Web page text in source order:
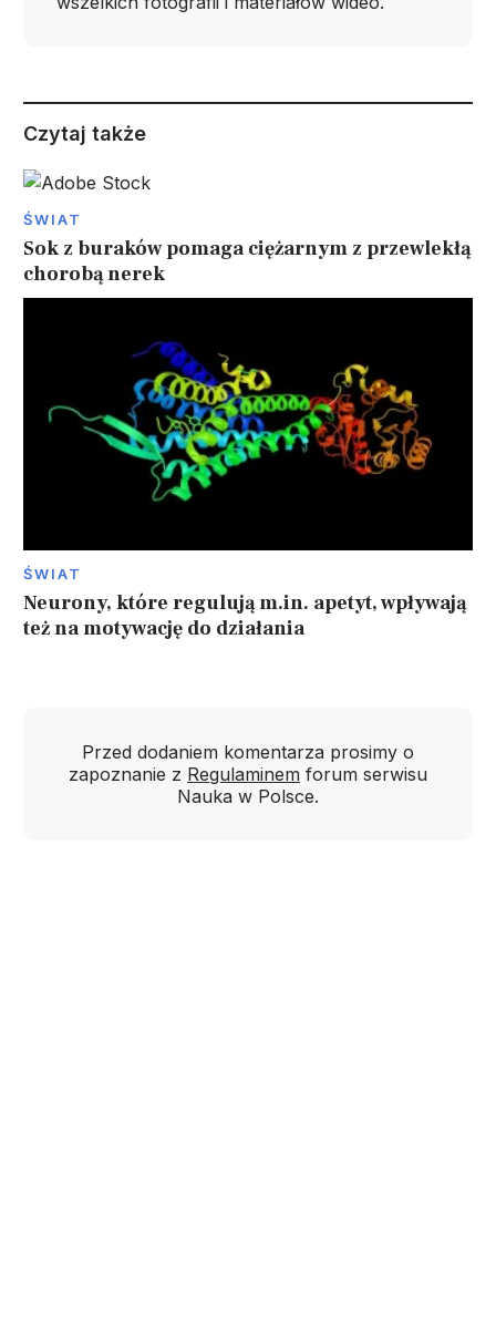
Czytaj także
ŚWIAT
Sok z buraków pomaga ciężarnym z przewlekłą
chorobą nerek
ŚWIAT
Neurony, które regulują m.in. apetyt, wpływają
też na motywację do działania
Przed dodaniem komentarza prosimy o
zapoznanie z Regulaminem forum serwisu
Nauka w Polsce.